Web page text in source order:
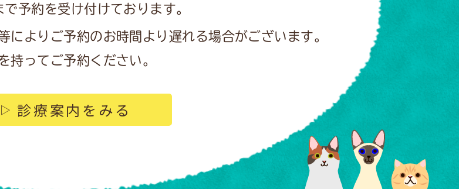
予約を受け付けております。
によりご予約のお時間より遅れる場合がございます。
持ってご予約ください。
診療案内をみる